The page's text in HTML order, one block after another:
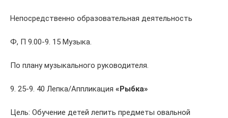
Непосредственно образовательная деятельность
Ф, П 9.00-9. 15 Музыка.
По плану музыкального руководителя.
9. 25-9. 40 Лепка/Аппликация «Рыбка»
Цель: Обучение детей лепить предметы овальной